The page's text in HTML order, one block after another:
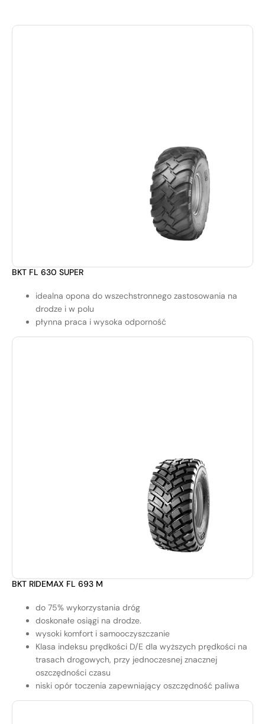
BKT FL 630 SUPER
idealna opona do wszechstronnego zastosowania na
drodze i w polu
płynna praca i wysoka odporność
BKT RIDEMAX FL 693 M
do 75% wykorzystania dróg
doskonałe osiągi na drodze.
wysoki komfort i samooczyszczanie
Klasa indeksu prędkości D/E dla wyższych prędkości na
trasach drogowych, przy jednoczesnej znacznej
oszczędności czasu
niski opór toczenia zapewniający oszczędność paliwa